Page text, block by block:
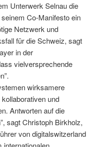
Unterwerk Selnau die
Co-Manifesto ein
Netzwerk und
für die Schweiz, sagt
in der
vielversprechende
wirksamere
und
Antworten auf die
sagt Christoph Birkholz,
von digitalswitzerland